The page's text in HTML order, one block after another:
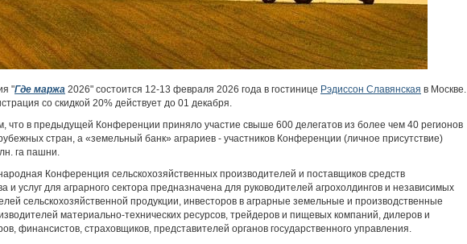
"Где маржа 2026" состоится 12-13 февраля 2026 года в гостинице Рэдиссон Славянская в Москве.
со скидкой 20% действует до 01 декабря.
что в предыдущей Конференции приняло участие свыше 600 делегатов из более чем 40 регионов
стран, а «земельный банк» аграриев - участников Конференции (личное присутствие)
га пашни.
Конференция сельскохозяйственных производителей и поставщиков средств
и услуг для аграрного сектора предназначена для руководителей агрохолдингов и независимых
сельскохозяйственной продукции, инвесторов в аграрные земельные и производственные
материально-технических ресурсов, трейдеров и пищевых компаний, дилеров и
финансистов, страховщиков, представителей органов государственного управления.